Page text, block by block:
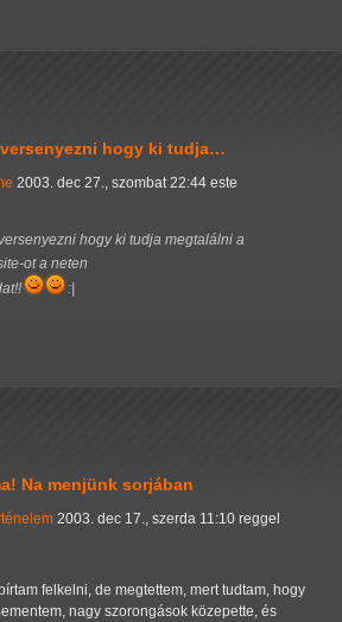
hogy ki tudja…
2003. dec 27., szombat 22:44 este
hogy ki tudja megtalálni a
ot a neten
:|
Na menjünk sorjában
2003. dec 17., szerda 11:10 reggel
felkelni, de megtettem, mert tudtam, hogy
nagy szorongások közepette, és